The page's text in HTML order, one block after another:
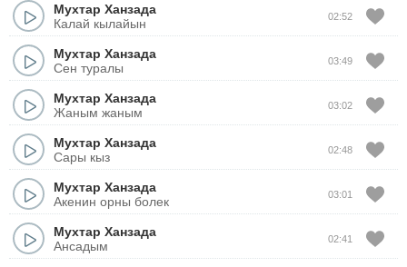
Мухтар Ханзада
Калай кылайын
02:52
Мухтар Ханзада
Сен туралы
03:49
Мухтар Ханзада
Жаным жаным
03:02
Мухтар Ханзада
Сары кыз
02:48
Мухтар Ханзада
Акенин орны болек
03:01
Мухтар Ханзада
Ансадым
02:41